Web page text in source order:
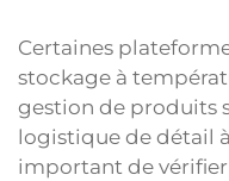
Certaines
stockage à
gestion de produits
logistique de détail
important de